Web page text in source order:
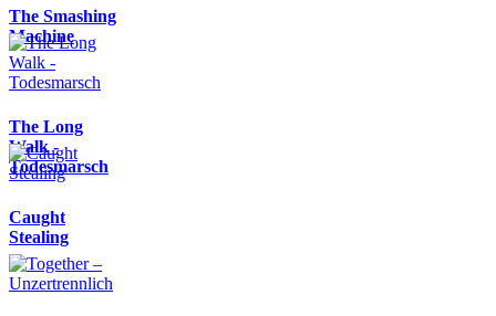
The Smashing
Machine
The Long
Walk -
Todesmarsch
Caught
Stealing